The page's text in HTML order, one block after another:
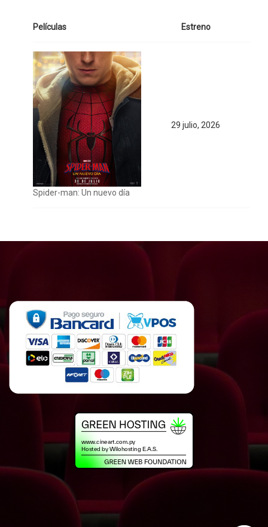
Películas Estreno
Spider-man: Un nuevo día
29 julio, 2026